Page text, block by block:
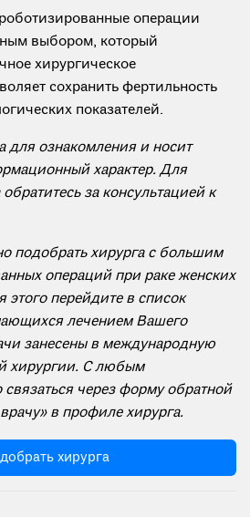
операции
выбором, который
хирургическое
сохранить фертильность
показателей.
для ознакомления и носит
характер. Для
за консультацией к
подобрать хирурга с большим
операций при раке женских
этого перейдите в список
лечением Вашего
занесены в международную
хирургии. С любым
через форму обратной
в профиле хирурга.
хирурга